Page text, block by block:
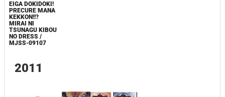
EIGA DOKIDOKI!
PRECURE MANA
KEKKON!!?
MIRAI NI
TSUNAGU KIBOU
NO DRESS /
MJSS-09107
2011